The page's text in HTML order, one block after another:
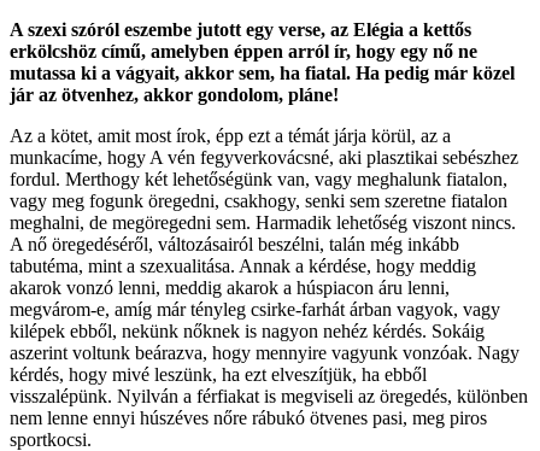
A szexi szóról eszembe jutott egy verse, az Elégia a kettős
erkölcshöz című, amelyben éppen arról ír, hogy egy nő ne
mutassa ki a vágyait, akkor sem, ha fiatal. Ha pedig már közel
jár az ötvenhez, akkor gondolom, pláne!
Az a kötet, amit most írok, épp ezt a témát járja körül, az a
munkacíme, hogy A vén fegyverkovácsné, aki plasztikai sebészhez
fordul. Merthogy két lehetőségünk van, vagy meghalunk fiatalon,
vagy meg fogunk öregedni, csakhogy, senki sem szeretne fiatalon
meghalni, de megöregedni sem. Harmadik lehetőség viszont nincs.
A nő öregedéséről, változásairól beszélni, talán még inkább
tabutéma, mint a szexualitása. Annak a kérdése, hogy meddig
akarok vonzó lenni, meddig akarok a húspiacon áru lenni,
megvárom-e, amíg már tényleg csirke-farhát árban vagyok, vagy
kilépek ebből, nekünk nőknek is nagyon nehéz kérdés. Sokáig
aszerint voltunk beárazva, hogy mennyire vagyunk vonzóak. Nagy
kérdés, hogy mivé leszünk, ha ezt elveszítjük, ha ebből
visszalépünk. Nyilván a férfiakat is megviseli az öregedés, különben
nem lenne ennyi húszéves nőre rábukó ötvenes pasi, meg piros
sportkocsi.